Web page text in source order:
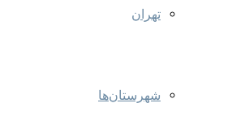
تهران
شهرستان‌ها